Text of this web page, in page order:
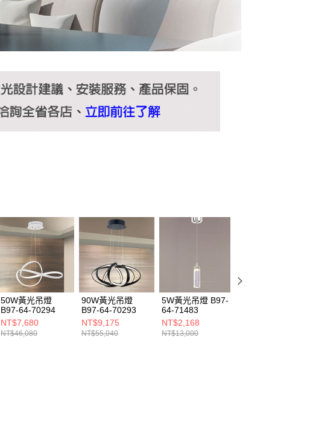
50W黃光吊燈
B97-64-70294
NT$7,680
NT$46,080
90W黃光吊燈
B97-64-70293
NT$9,175
NT$55,040
5W黃光吊燈 B97-
64-71483
NT$2,168
NT$13,000